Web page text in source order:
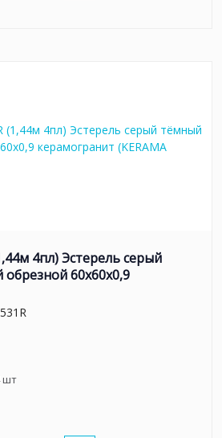
4пл) Эстерель серый
60x60x0,9
шт